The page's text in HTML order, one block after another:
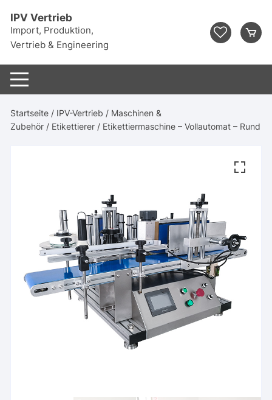
Inhalt
springen
IPV Vertrieb
Import, Produktion,
Vertrieb & Engineering
Startseite / IPV-Vertrieb / Maschinen &
Zubehör / Etikettierer / Etikettiermaschine – Vollautomat – Rund